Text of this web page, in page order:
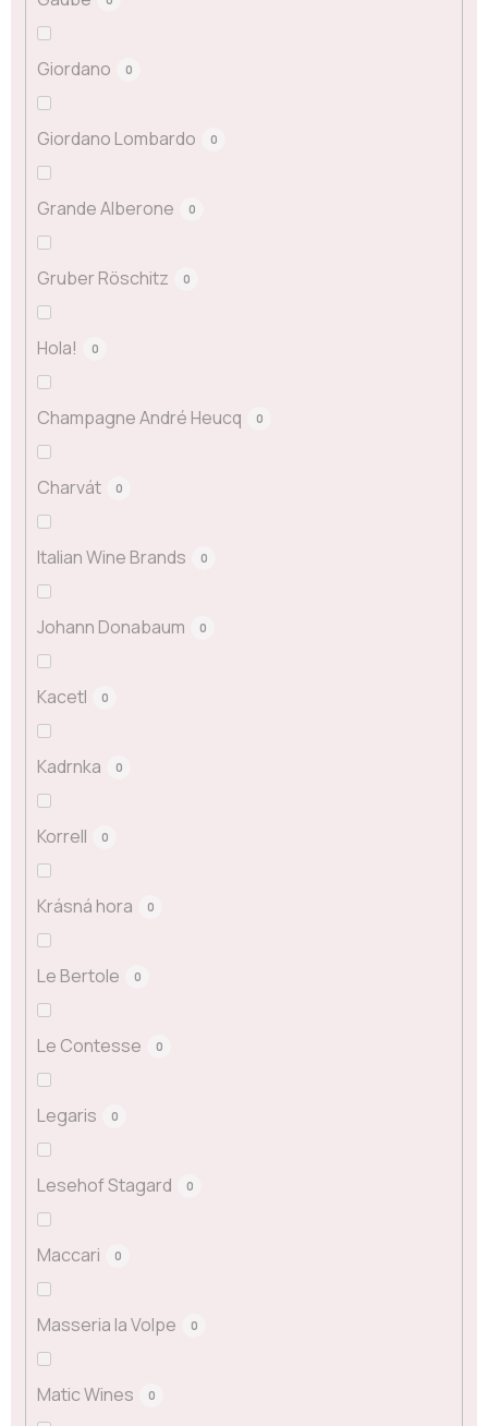
Giordano 0
Giordano Lombardo 0
Grande Alberone 0
Gruber Röschitz 0
Hola! 0
Champagne André Heucq 0
Charvát 0
Italian Wine Brands 0
Johann Donabaum 0
Kacetl 0
Kadrnka 0
Korrell 0
Krásná hora 0
Le Bertole 0
Le Contesse 0
Legaris 0
Lesehof Stagard 0
Maccari 0
Masseria la Volpe 0
Matic Wines 0